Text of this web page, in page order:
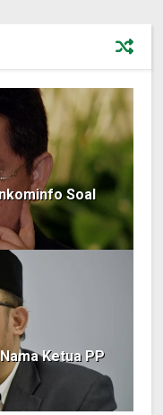
Soal
Ketua PP